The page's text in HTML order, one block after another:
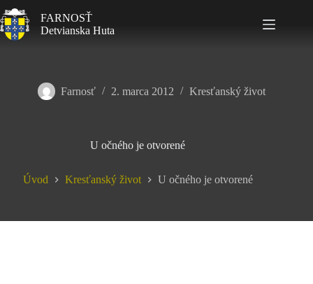
FARNOSŤ
Detvianska Huta
Farnosť 2. marca 2012 Kresťanský život
U očného je otvorené
Úvod Kresťanský život U očného je otvorené